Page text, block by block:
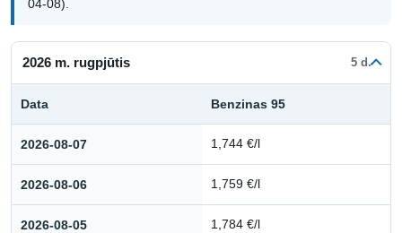
04-08).
2026 m. rugpjūtis 5 d.
Data Benzinas 95
2026-08-07 1,744 €/l
2026-08-06 1,759 €/l
2026-08-05 1,784 €/l